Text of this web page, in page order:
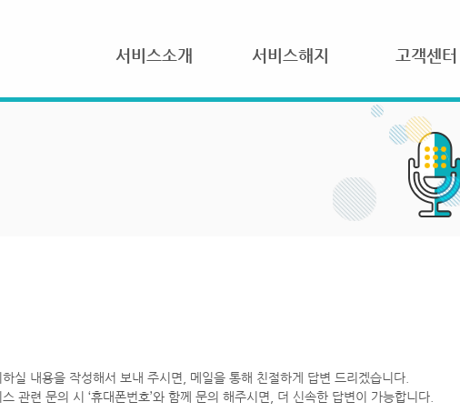
서비스소개 서비스해지 고객센터
하실 내용을 작성해서 보내 주시면, 메일을 통해 친절하게 답변 드리겠습니다.
스 관련 문의 시 ‘휴대폰번호’와 함께 문의 해주시면, 더 신속한 답변이 가능합니다.